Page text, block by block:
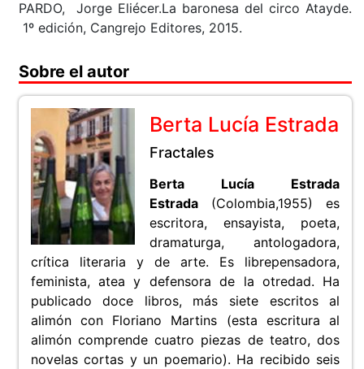
PARDO, Jorge Eliécer.La baronesa del circo Atayde.
1º edición, Cangrejo Editores, 2015.
Sobre el autor
Berta Lucía Estrada
Fractales
Berta Lucía Estrada
Estrada(Colombia,1955) es
escritora, ensayista, poeta,
dramaturga, antologadora,
crítica literaria y de arte. Es librepensadora,
feminista, atea y defensora de la otredad. Ha
publicado doce libros, más siete escritos al
alimón con Floriano Martins (esta escritura al
alimón comprende cuatro piezas de teatro, dos
novelas cortas y un poemario). Ha recibido seis